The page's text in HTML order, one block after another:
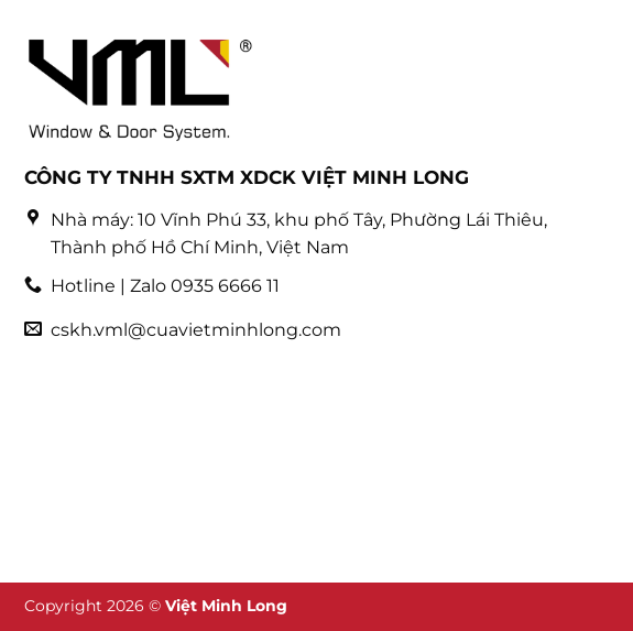
CÔNG TY TNHH SXTM XDCK VIỆT MINH LONG
Nhà máy: 10 Vĩnh Phú 33, khu phố Tây, Phường Lái Thiêu,
Thành phố Hồ Chí Minh, Việt Nam
Hotline | Zalo 0935 6666 11
cskh.vml@cuavietminhlong.com
Copyright 2026 © Việt Minh Long